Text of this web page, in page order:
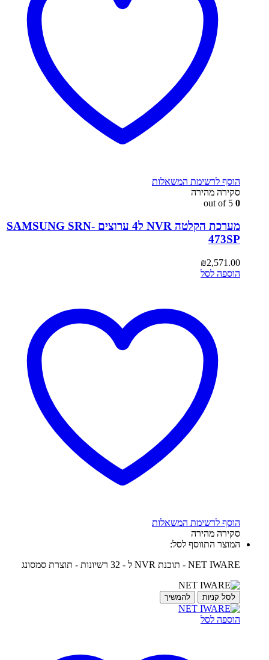
הוסף לרשימת המשאלות
סקירה מהירה
0
מערכת הקלטה NVR ל4 ערוצים SAMSUNG SRN-
473SP
₪2,571.00
הוספה לסל
הוסף לרשימת המשאלות
סקירה מהירה
המוצר התווסף לסל:
NET IWARE - תוכנת NVR ל - 32 רשיונות - תוצרת סמסונג
לסל קניות להמשיך
הוספה לסל